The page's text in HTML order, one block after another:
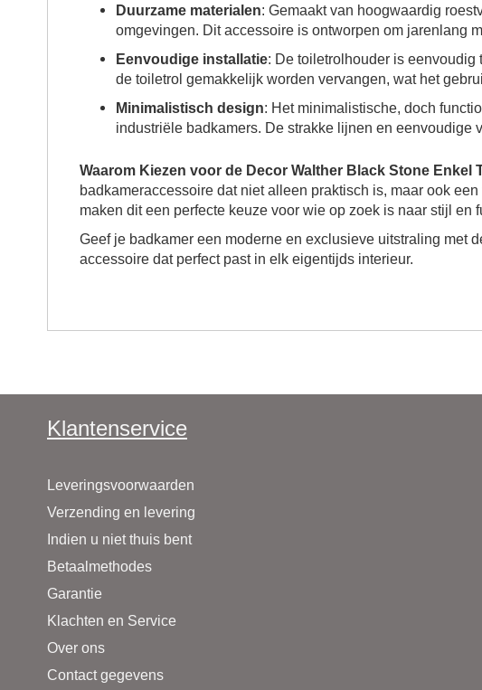
Duurzame materialen: Gemaakt van hoogwaardig
omgevingen. Dit accessoire is ontworpen om jarenlang
Eenvoudige installatie: De toiletrolhouder is
de toiletrol gemakkelijk worden vervangen, wat het
Minimalistisch design: Het minimalistische, doch
industriële badkamers. De strakke lijnen en
Waarom Kiezen voor de Decor Walther Black Stone Enkel
badkameraccessoire dat niet alleen praktisch is, maar ook
maken dit een perfecte keuze voor wie op zoek is naar stijl en
Geef je badkamer een moderne en exclusieve uitstraling met
accessoire dat perfect past in elk eigentijds interieur.
Klantenservice
Leveringsvoorwaarden
Verzending en levering
Indien u niet thuis bent
Betaalmethodes
Garantie
Klachten en Service
Over ons
Contact gegevens